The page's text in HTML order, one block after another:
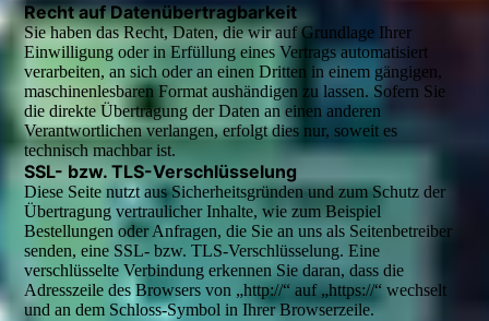
Recht auf Datenübertragbarkeit
Sie haben das Recht, Daten, die wir auf Grundlage Ihrer
Einwilligung oder in Erfüllung eines Vertrags automatisiert
verarbeiten, an sich oder an einen Dritten in einem gängigen,
maschinenlesbaren Format aushändigen zu lassen. Sofern Sie
die direkte Übertragung der Daten an einen anderen
Verantwortlichen verlangen, erfolgt dies nur, soweit es
technisch machbar ist.
SSL- bzw. TLS-Verschlüsselung
Diese Seite nutzt aus Sicherheitsgründen und zum Schutz der
Übertragung vertraulicher Inhalte, wie zum Beispiel
Bestellungen oder Anfragen, die Sie an uns als Seitenbetreiber
senden, eine SSL- bzw. TLS-Verschlüsselung. Eine
verschlüsselte Verbindung erkennen Sie daran, dass die
Adresszeile des Browsers von „http://“ auf „https://“ wechselt
und an dem Schloss-Symbol in Ihrer Browserzeile.